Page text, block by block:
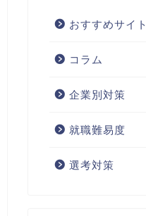
おすすめサイト
コラム
企業別対策
就職難易度
選考対策